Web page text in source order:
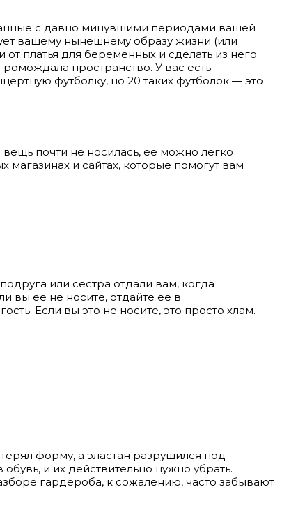
с давно минувшими периодами вашей
вашему нынешнему образу жизни (или
от платья для беременных и сделать из него
пространство. У вас есть
футболку, но 20 таких футболок — это
почти не носилась, ее можно легко
магазинах и сайтах, которые помогут вам
или сестра отдали вам, когда
вы ее не носите, отдайте ее в
Если вы это не носите, это просто хлам.
форму, а эластан разрушился под
и их действительно нужно убрать.
гардероба, к сожалению, часто забывают